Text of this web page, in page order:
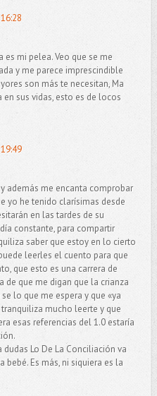
es mi pelea. Veo que se me
y me parece imprescindible
son más te necesitan, Ma
en sus vidas, esto es de locos
además me encanta comprobar
yo he tenido clarísimas desde
en las tardes de su
constante, para compartir
saber que estoy en lo cierto
leerles el cuento para que
que esto es una carrera de
de que me digan que la crianza
lo que me espera y que «ya
mucho leerte y que
esas referencias del 1.0 estaría
Lo De La Conciliación va
Es más, ni siquiera es la